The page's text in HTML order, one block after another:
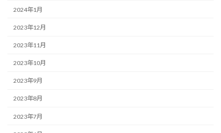
2024年1月
2023年12月
2023年11月
2023年10月
2023年9月
2023年8月
2023年7月